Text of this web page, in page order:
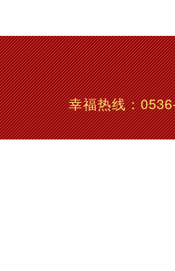
幸福热线：